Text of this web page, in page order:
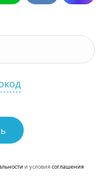
и условиясоглашения